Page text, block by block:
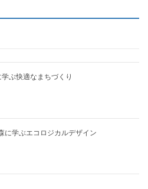
快適なまちづくり
学ぶエコロジカルデザイン